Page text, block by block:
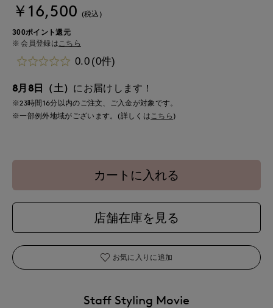
￥16,500 (税込)
300ポイント還元
会員登録はこちら
0.0 (0件)
8月8日（土） にお届けします！
※23時間16分以内のご注文、ご入金が対象です。
※一部例外地域がございます。(詳しくは こちら )
カートに入れる
店舗在庫を見る
お気に入りに追加
Staff Styling Movie